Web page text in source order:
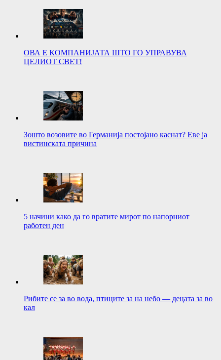
ОВА Е КОМПАНИЈАТА ШТО ГО УПРАВУВА
ЦЕЛИОТ СВЕТ!
Зошто возовите во Германија постојано каснат? Еве ја
вистинската причина
5 начини како да го вратите мирот по напорниот
работен ден
Рибите се за во вода, птиците за на небо — децата за во
кал